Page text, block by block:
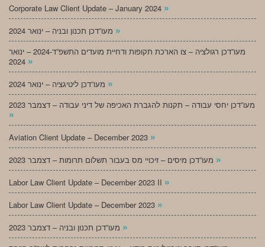
Corporate Law Client Update – January 2024 »
»
מעו”דכן רגולציה – צו הארכת תקופות ודחיית מועדים התשפ”ד-2024 – ינואר
»
»
מעו”דכן יחסי עבודה – תקנות להגברת האכיפה של דיני עבודה – דצמבר 2023
»
Aviation Client Update – December 2023 »
»
Labor Law Client Update – December 2023 II »
Labor Law Client Update – December 2023 »
»